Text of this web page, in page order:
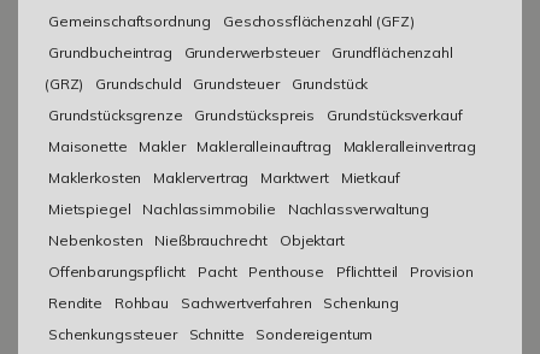
Gemeinschaftsordnung
Geschossflächenzahl (GFZ)
Grundbucheintrag
Grunderwerbsteuer
Grundflächenzahl
(GRZ)
Grundschuld Grundsteuer
Grundstück
Grundstücksgrenze
Grundstückspreis
Grundstücksverkauf
Maisonette
Makler Makleralleinauftrag
Makleralleinvertrag
Maklerkosten
Maklervertrag Marktwert
Mietkauf
Mietspiegel
Nachlassimmobilie
Nachlassverwaltung
Nebenkosten
Nießbrauchrecht
Objektart
Offenbarungspflicht
Pacht Penthouse Pflichtteil
Provision
Rendite
Rohbau Sachwertverfahren
Schenkung
Schenkungssteuer
Schnitte
Sondereigentum